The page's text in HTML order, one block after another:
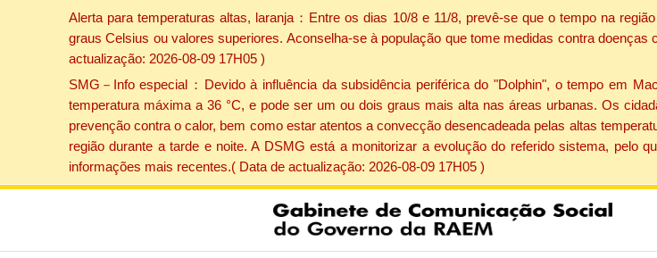
Alerta para temperaturas altas, laranja：Entre os dias 10/8 e 11/8, prevê-se que o tempo na
graus Celsius ou valores superiores. Aconselha-se à população que tome medidas contra
actualização: 2026-08-09 17H05 )
SMG－Info especial：Devido à influência da subsidência periférica do "Dolphin", o tempo em
temperatura máxima a 36 °C, e pode ser um ou dois graus mais alta nas áreas urbanas. Os
prevenção contra o calor, bem como estar atentos a convecção desencadeada pelas altas
região durante a tarde e noite. A DSMG está a monitorizar a evolução do referido sistema, pelo
informações mais recentes.( Data de actualização: 2026-08-09 17H05 )